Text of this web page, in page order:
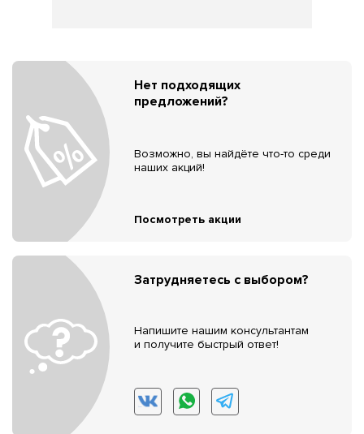
Нет подходящих
предложений?
Возможно, вы найдёте что-то среди
наших акций!
Посмотреть акции
Затрудняетесь с выбором?
Напишите нашим консультантам
и получите быстрый ответ!